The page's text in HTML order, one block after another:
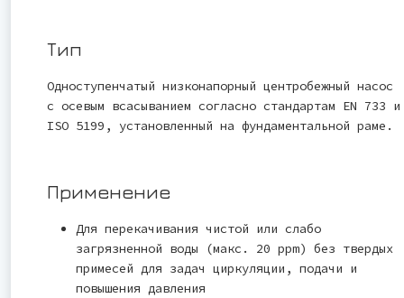
Тип
Одноступенчатый низконапорный центробежный насос
с осевым всасыванием согласно стандартам EN 733 и
ISO 5199, установленный на фундаментальной раме.
Применение
Для перекачивания чистой или слабо
загрязненной воды (макс. 20 ppm) без твердых
примесей для задач циркуляции, подачи и
повышения давления